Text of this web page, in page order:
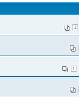
1
1